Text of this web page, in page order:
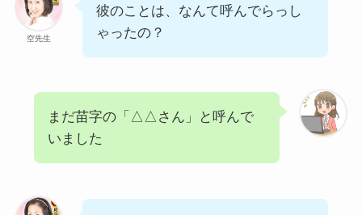
空先生
彼のことは、なんて呼んでらっし
ゃったの？
まだ苗字の「△△さん」と呼んで
いました